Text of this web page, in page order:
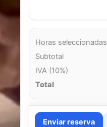
Horas seleccionadas
Subtotal
IVA (10%)
Total
Enviar reserva